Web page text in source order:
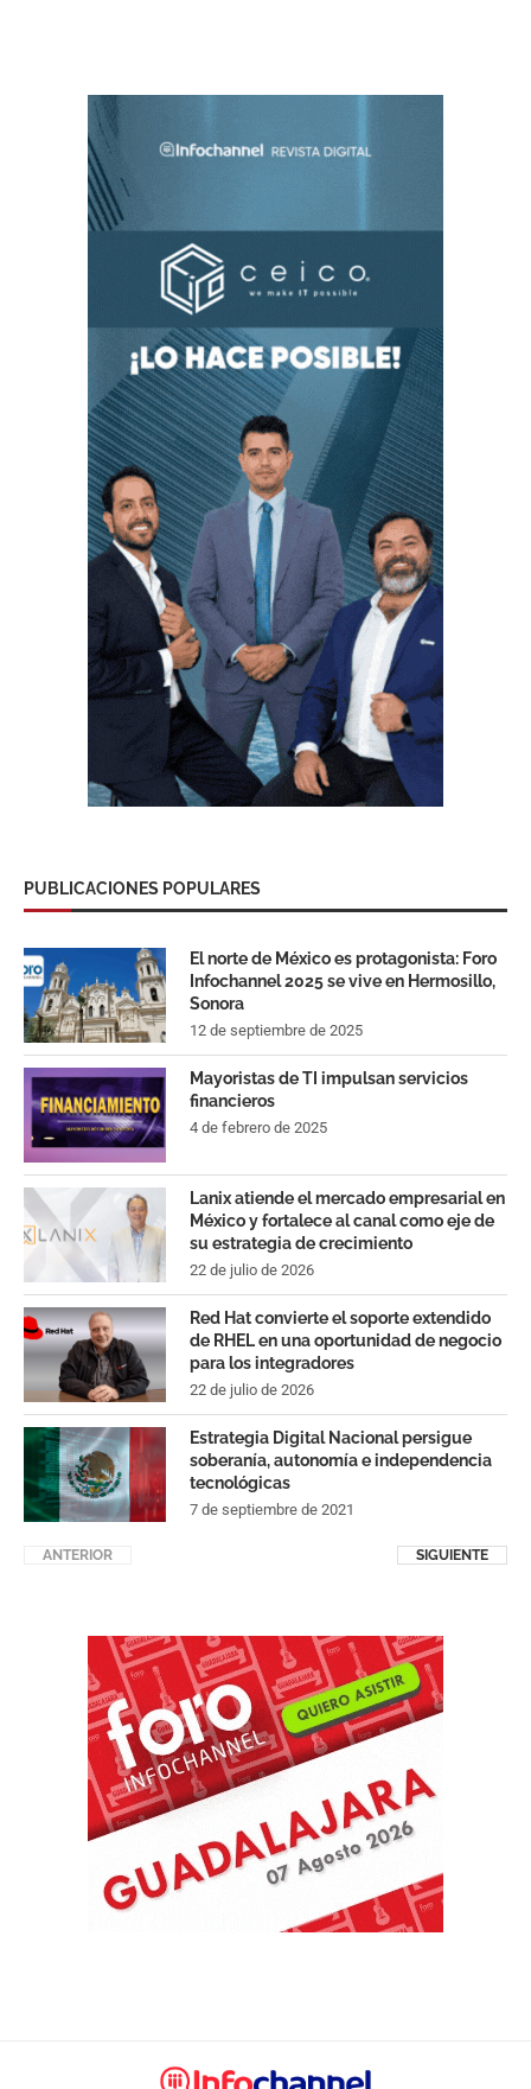
PUBLICACIONES POPULARES
El norte de México es protagonista: Foro
Infochannel 2025 se vive en Hermosillo,
Sonora
12 de septiembre de 2025
Mayoristas de TI impulsan servicios
financieros
4 de febrero de 2025
Lanix atiende el mercado empresarial en
México y fortalece al canal como eje de
su estrategia de crecimiento
22 de julio de 2026
Red Hat convierte el soporte extendido
de RHEL en una oportunidad de negocio
para los integradores
22 de julio de 2026
Estrategia Digital Nacional persigue
soberanía, autonomía e independencia
tecnológicas
7 de septiembre de 2021
ANTERIOR SIGUIENTE